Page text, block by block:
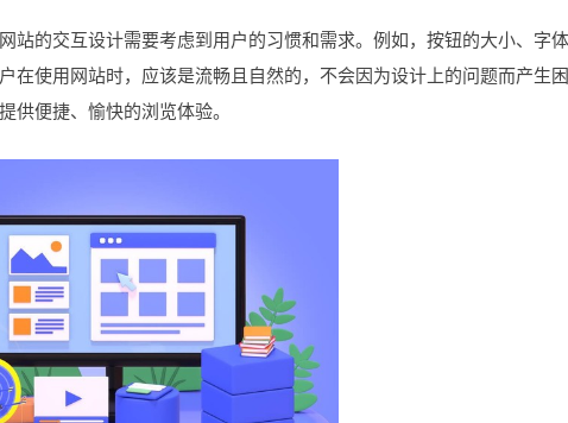
的交互设计需要考虑到用户的习惯和需求。例如，按钮的大小、字
在使用网站时，应该是流畅且自然的，不会因为设计上的问题而产生困
供便捷、愉快的浏览体验。